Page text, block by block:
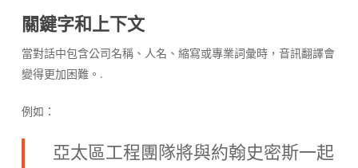
關鍵字和上下文
當對話中包含公司名稱、人名、縮寫或專業詞彙時，音訊翻譯會
變得更加困難。.
例如：
亞太區工程團隊將與約翰史密斯一起